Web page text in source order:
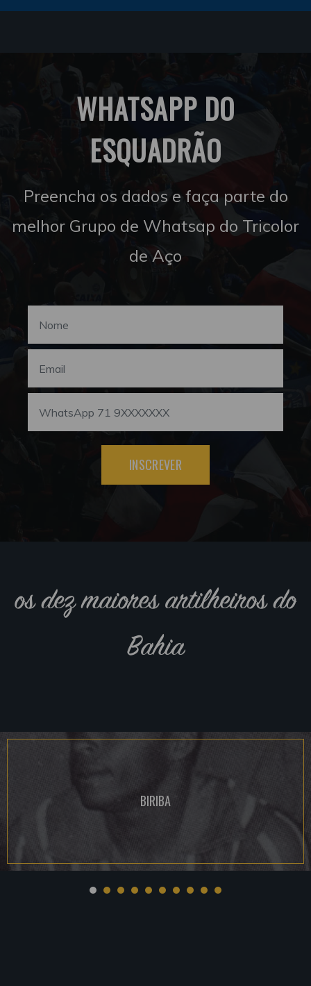
WHATSAPP DO
ESQUADRÃO
Preencha os dados e faça parte do
melhor Grupo de Whatsap do Tricolor
de Aço
INSCREVER
os dez maiores artilheiros do
Bahia
BIRIBA